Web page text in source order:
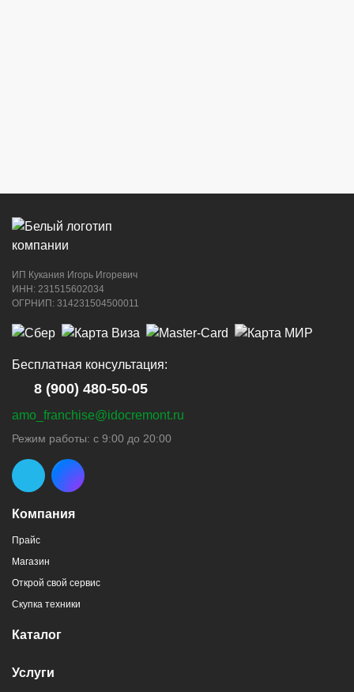
ИП Кукания Игорь Игоревич
ИНН: 231515602034
ОГРНИП: 314231504500011
Компания
Прайс
Магазин
Открой свой сервис
Скупка техники
Каталог
Услуги
Бесплатная консультация:
8 (900) 480-50-05
amo_franchise@idocremont.ru
Режим работы: с 9:00 до 20:00